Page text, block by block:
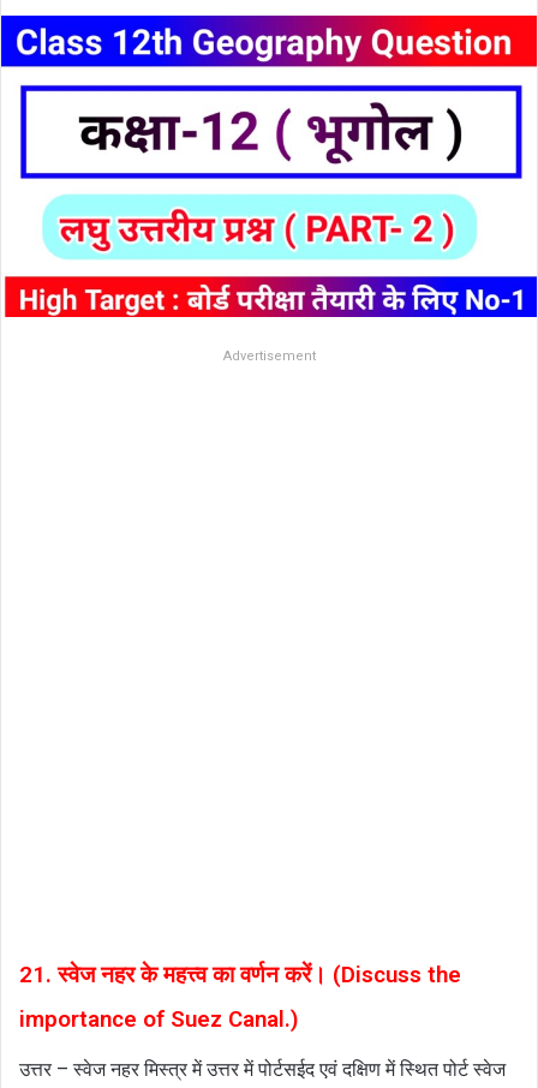
Advertisement
21. स्वेज नहर के महत्त्व का वर्णन करें। (Discuss the
importance of Suez Canal.)
उत्तर – स्वेज नहर मिस्त्र में उत्तर में पोर्टसईद एवं दक्षिण में स्थित पोर्ट स्वेज